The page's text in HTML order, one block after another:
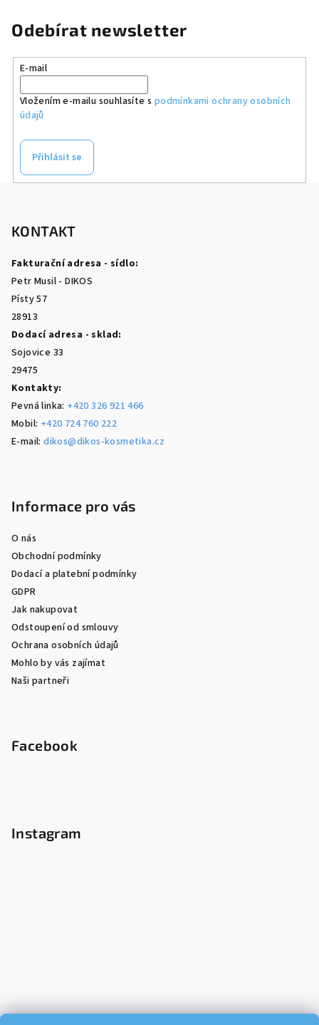
Odebírat newsletter
E-mail
Vložením e-mailu souhlasíte s podmínkami ochrany osobních
údajů
Přihlásit se
KONTAKT
Fakturační adresa - sídlo:
Petr Musil - DIKOS
Písty 57
28913
Dodací adresa - sklad:
Sojovice 33
29475
Kontakty:
Pevná linka: +420 326 921 466
Mobil: +420 724 760 222
E-mail:dikos@dikos-kosmetika.cz
Informace pro vás
O nás
Obchodní podmínky
Dodací a platební podmínky
GDPR
Jak nakupovat
Odstoupení od smlouvy
Ochrana osobních údajů
Mohlo by vás zajímat
Naši partneři
Facebook
Instagram